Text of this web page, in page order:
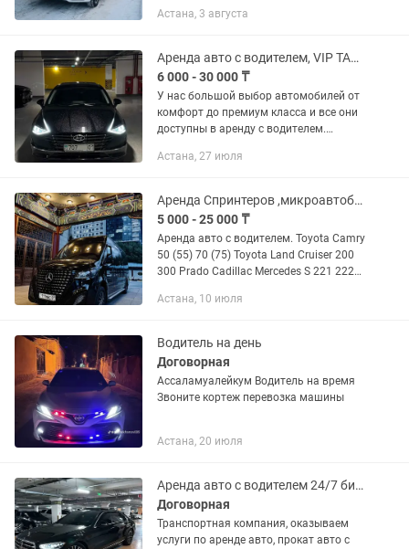
нал,договора. Микроавтобусы и
Астана, 3 августа
Аренда авто с водителем, VIP TAXI 24/7, Трансфер, встречи. Межгород.
6 000 - 30 000 ₸
У нас большой выбор автомобилей от
комфорт до премиум класса и все они
доступны в аренду с водителем.
Business Class. Опытные водители! -
Астана, 27 июля
Аренда Спринтеров ,микроавтобусы, легковые авто с водителем
5 000 - 25 000 ₸
Аренда авто с водителем. Toyota Camry
50 (55) 70 (75) Toyota Land Cruiser 200
300 Prado Cadillac Mercedes S 221 222
Хайс Автобусы. Аренда по часовой,
Астана, 10 июля
Водитель на день
Договорная
Ассаламуалейкум Водитель на время
Звоните кортеж перевозка машины
Астана, 20 июля
Аренда авто с водителем 24/7 бизнес класса Мерседес s class w222 w223 vip
Договорная
Транспортная компания, оказываем
услуги по аренде авто, прокат авто с